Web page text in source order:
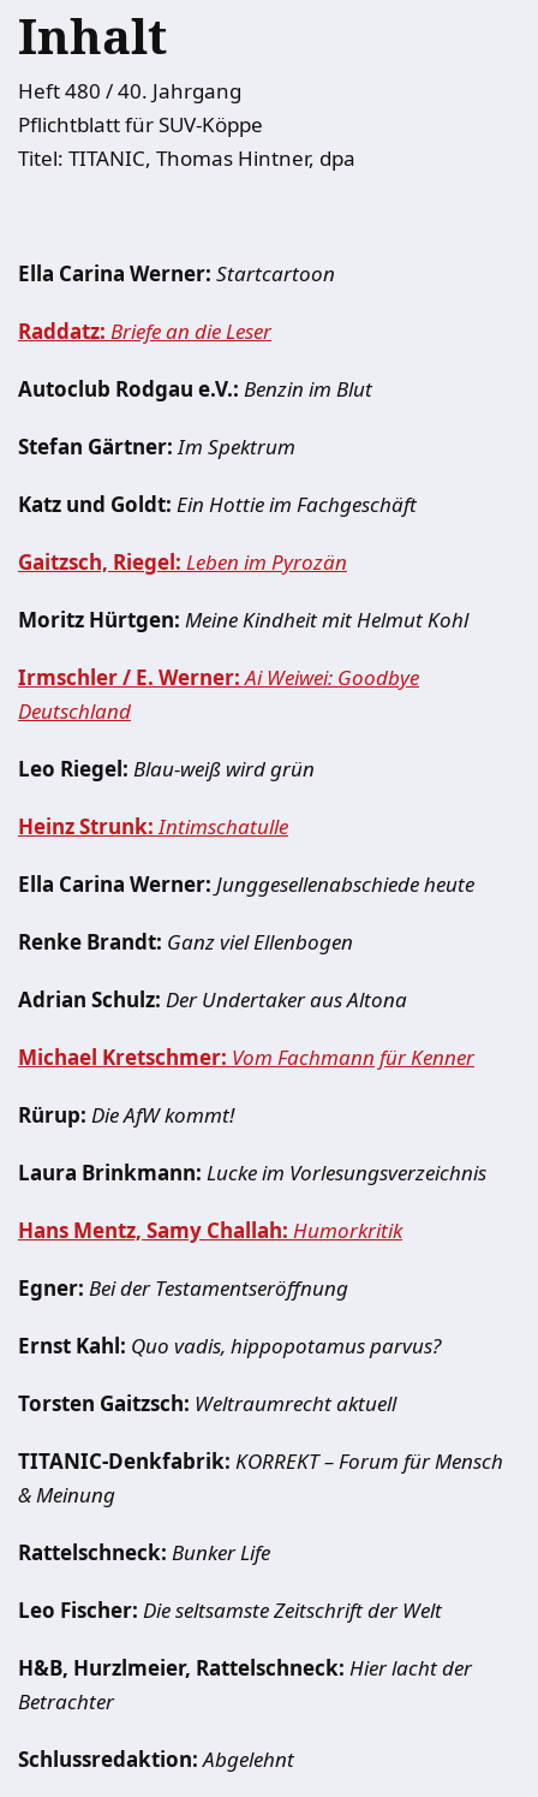
Inhalt
Heft 480 / 40. Jahrgang
Pflichtblatt für SUV-Köppe
Titel: TITANIC, Thomas Hintner, dpa
Ella Carina Werner: Startcartoon
Raddatz: Briefe an die Leser
Autoclub Rodgau e.V.: Benzin im Blut
Stefan Gärtner: Im Spektrum
Katz und Goldt: Ein Hottie im Fachgeschäft
Gaitzsch, Riegel: Leben im Pyrozän
Moritz Hürtgen: Meine Kindheit mit Helmut Kohl
Irmschler / E. Werner: Ai Weiwei: Goodbye
Deutschland
Leo Riegel: Blau-weiß wird grün
Heinz Strunk: Intimschatulle
Ella Carina Werner: Junggesellenabschiede heute
Renke Brandt: Ganz viel Ellenbogen
Adrian Schulz: Der Undertaker aus Altona
Michael Kretschmer: Vom Fachmann für Kenner
Rürup: Die AfW kommt!
Laura Brinkmann: Lucke im Vorlesungsverzeichnis
Hans Mentz, Samy Challah: Humorkritik
Egner: Bei der Testamentseröffnung
Ernst Kahl: Quo vadis, hippopotamus parvus?
Torsten Gaitzsch: Weltraumrecht aktuell
TITANIC-Denkfabrik: KORREKT – Forum für Mensch
& Meinung
Rattelschneck: Bunker Life
Leo Fischer: Die seltsamste Zeitschrift der Welt
H&B, Hurzlmeier, Rattelschneck: Hier lacht der
Betrachter
Schlussredaktion: Abgelehnt